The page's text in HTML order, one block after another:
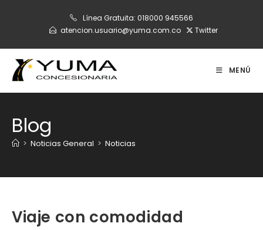
Línea Gratuita: 018000 945566
atencion.usuario@yuma.com.co
Twitter
MENÚ
Blog
> Noticias General > Noticias
Viaje con comodidad